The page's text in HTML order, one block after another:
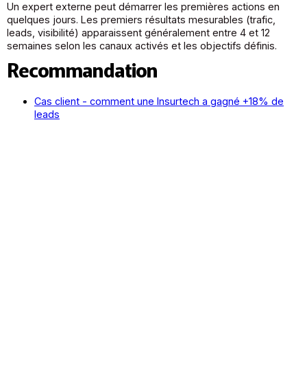
Un expert externe peut démarrer les premières actions en
quelques jours. Les premiers résultats mesurables (trafic,
leads, visibilité) apparaissent généralement entre 4 et 12
semaines selon les canaux activés et les objectifs définis.
Recommandation
Cas client - comment une Insurtech a gagné +18% de
leads